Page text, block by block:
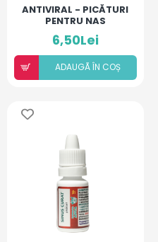
ANTIVIRAL - PICĂTURI
PENTRU NAS
6,50Lei
ADAUGÃ ÎN COȘ